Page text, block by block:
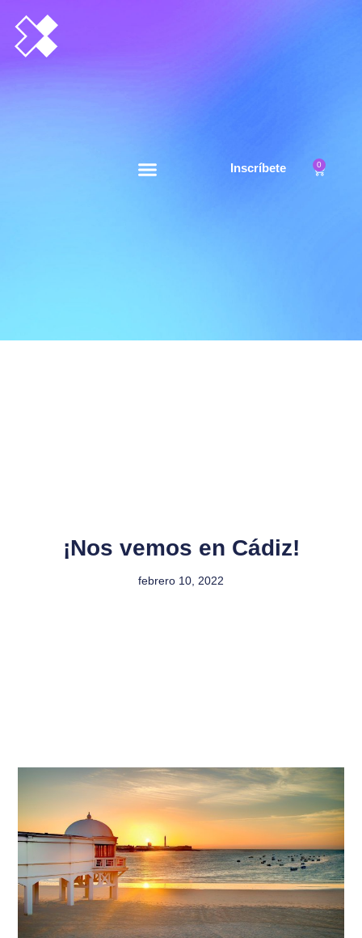
Inscríbete 0
¡Nos vemos en Cádiz!
febrero 10, 2022